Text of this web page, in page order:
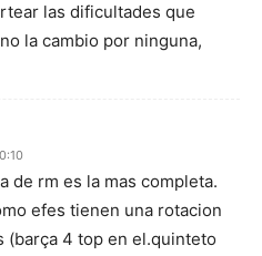
las dificultades que
la cambio por ninguna,
de rm es la mas completa.
efes tienen una rotacion
(barça 4 top en el.quinteto